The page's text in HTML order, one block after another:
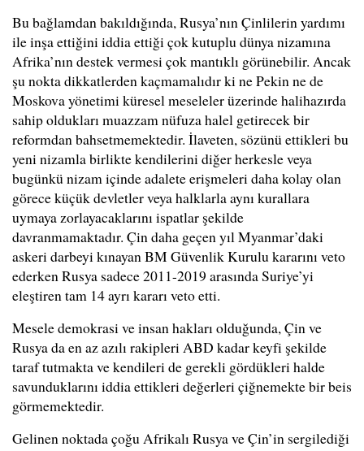
Bu bağlamdan bakıldığında, Rusya’nın Çinlilerin yardımı
ile inşa ettiğini iddia ettiği çok kutuplu dünya nizamına
Afrika’nın destek vermesi çok mantıklı görünebilir. Ancak
şu nokta dikkatlerden kaçmamalıdır ki ne Pekin ne de
Moskova yönetimi küresel meseleler üzerinde halihazırda
sahip oldukları muazzam nüfuza halel getirecek bir
reformdan bahsetmemektedir. İlaveten, sözünü ettikleri bu
yeni nizamla birlikte kendilerini diğer herkesle veya
bugünkü nizam içinde adalete erişmeleri daha kolay olan
görece küçük devletler veya halklarla aynı kurallara
uymaya zorlayacaklarını ispatlar şekilde
davranmamaktadır. Çin daha geçen yıl Myanmar’daki
askeri darbeyi kınayan BM Güvenlik Kurulu kararını veto
ederken Rusya sadece 2011-2019 arasında Suriye’yi
eleştiren tam 14 ayrı kararı veto etti.
Mesele demokrasi ve insan hakları olduğunda, Çin ve
Rusya da en az azılı rakipleri ABD kadar keyfi şekilde
taraf tutmakta ve kendileri de gerekli gördükleri halde
savunduklarını iddia ettikleri değerleri çiğnemekte bir beis
görmemektedir.
Gelinen noktada çoğu Afrikalı Rusya ve Çin’in sergilediği